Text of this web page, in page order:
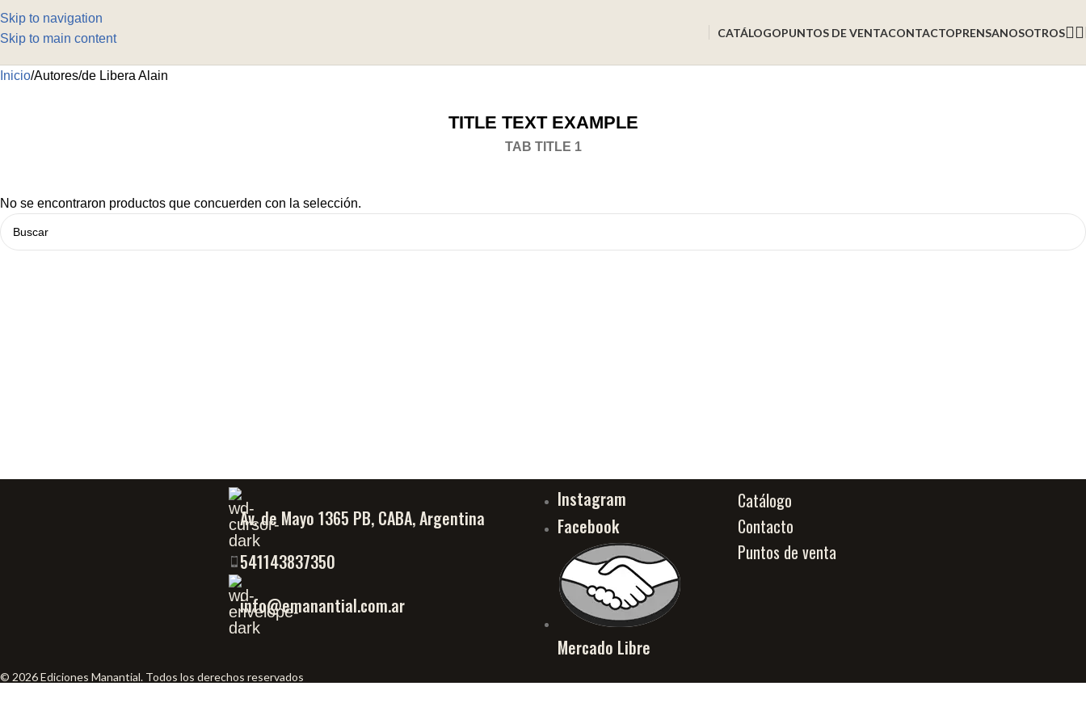
Skip to navigation
Skip to main content
CATÁLOGOPUNTOS DE VENTACONTACTOPRENSANOSOTROS
Inicio Autores de Libera Alain
TITLE TEXT EXAMPLE
TAB TITLE 1
No se encontraron productos que concuerden con la selección.
Av. de Mayo 1365 PB, CABA, Argentina
541143837350
info@emanantial.com.ar
Instagram
Facebook
Mercado Libre
Catálogo
Contacto
Puntos de venta
© 2026 Ediciones Manantial. Todos los derechos reservados